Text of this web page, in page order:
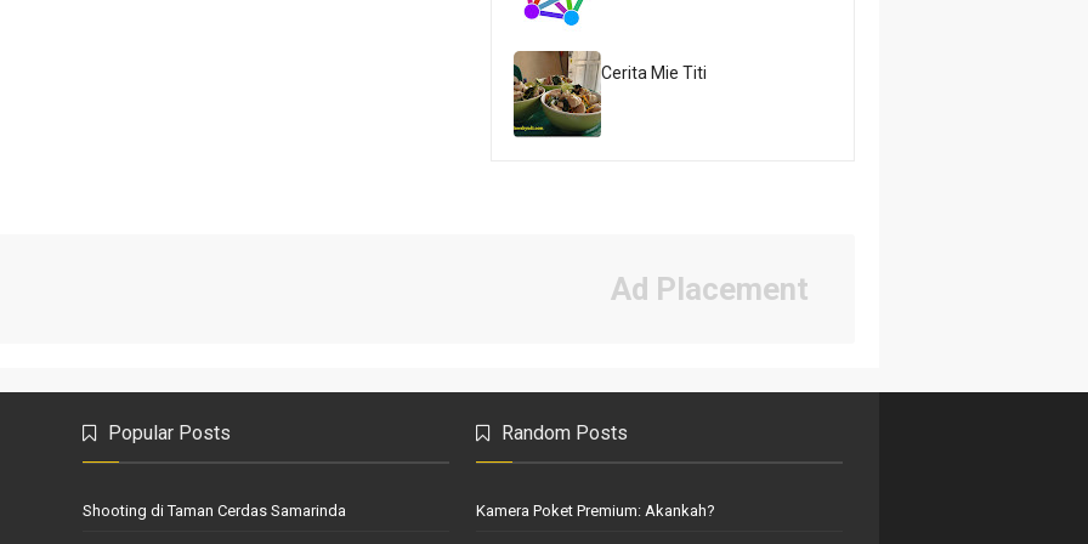
Cerita Mie Titi
Ad Placement
Popular Posts
Shooting di Taman Cerdas Samarinda
Random Posts
Kamera Poket Premium: Akankah?